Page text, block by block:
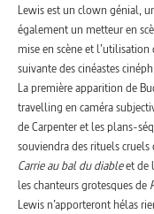
Lewis est un clown génial,
également un metteur en
mise en scène et
suivante des cinéastes
La première apparition de
travelling en caméra
de Carpenter et les plans-
souviendra des rituels cruels
Carrie au bal du diableet de
les chanteurs grotesques de
Lewis n’apporteront hélas